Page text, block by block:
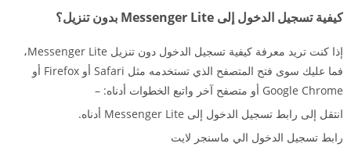
كيفية تسجيل الدخول إلى Messenger Lite بدون تنزيل؟
إذا كنت تريد معرفة كيفية تسجيل الدخول دون تنزيل Messenger Lite،
فما عليك سوى فتح المتصفح الذي تستخدمه مثل Safari أو Firefox أو
Google Chrome أو متصفح آخر واتبع الخطوات أدناه: –
انتقل إلى رابط تسجيل الدخول إلى Messenger Lite أدناه.
رابط تسجيل الدخول الي ماسنجر لايت